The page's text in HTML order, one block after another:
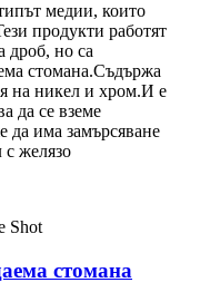
медии, които
продукти работят
дроб, но са
стомана.Съдържа
на никел и хром.И е
да се вземе
да има замърсяване
с желязо
стомана